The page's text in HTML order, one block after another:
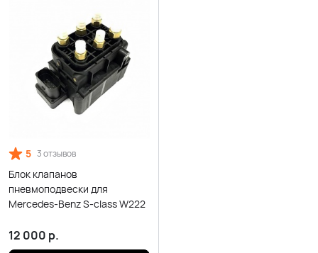
5 3 отзывов
Блок клапанов
пневмоподвески для
Mercedes-Benz S-class W222
12 000 р.